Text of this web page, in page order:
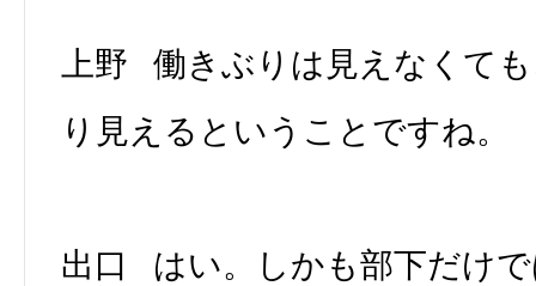
上野 働きぶりは見えなくて
り見えるということですね。
出口 はい。しかも部下だけ